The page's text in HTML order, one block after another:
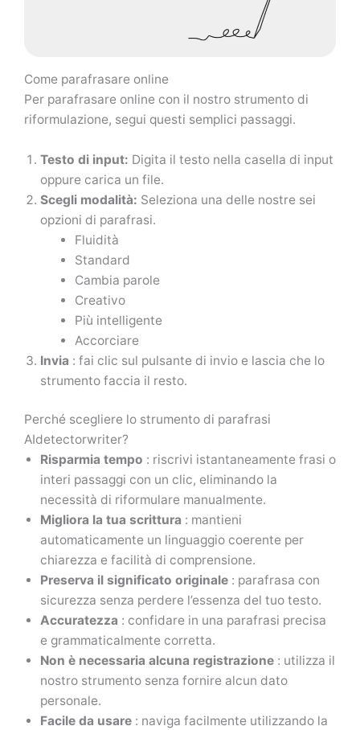
Come parafrasare online
Per parafrasare online con il nostro strumento di
riformulazione, segui questi semplici passaggi.
Testo di input: Digita il testo nella casella di input
oppure carica un file.
Scegli modalità: Seleziona una delle nostre sei
opzioni di parafrasi.
Fluidità
Standard
Cambia parole
Creativo
Più intelligente
Accorciare
Invia : fai clic sul pulsante di invio e lascia che lo
strumento faccia il resto.
Perché scegliere lo strumento di parafrasi
AIdetectorwriter?
Risparmia tempo : riscrivi istantaneamente frasi o
interi passaggi con un clic, eliminando la
necessità di riformulare manualmente.
Migliora la tua scrittura : mantieni
automaticamente un linguaggio coerente per
chiarezza e facilità di comprensione.
Preserva il significato originale : parafrasa con
sicurezza senza perdere l’essenza del tuo testo.
Accuratezza : confidare in una parafrasi precisa
e grammaticalmente corretta.
Non è necessaria alcuna registrazione : utilizza il
nostro strumento senza fornire alcun dato
personale.
Facile da usare : naviga facilmente utilizzando la